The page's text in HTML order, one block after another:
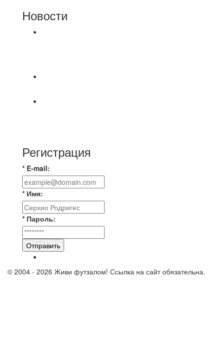
Новости
Регистрация
* E-mail:
* Имя:
* Пароль:
Отправить
© 2004 - 2026 Живи футзалом! Ссылка на сайт обязательна.